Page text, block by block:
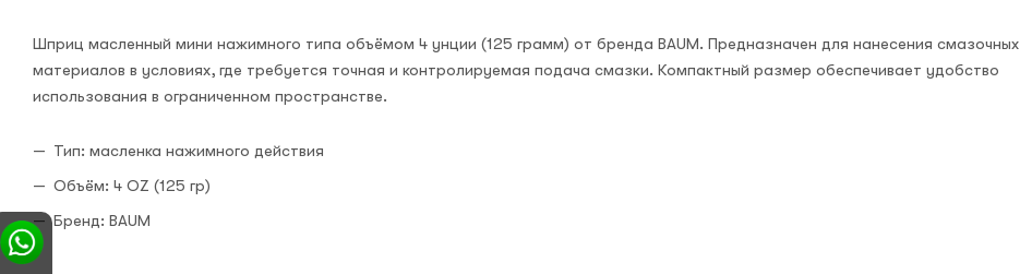
Шприц масленный мини нажимного типа объёмом 4 унции (125 грамм) от бренда BAUM. Предназначен для нанесения смазочных
материалов в условиях, где требуется точная и контролируемая подача смазки. Компактный размер обеспечивает удобство
использования в ограниченном пространстве.
Тип: масленка нажимного действия
Объём: 4 OZ (125 гр)
Бренд: BAUM